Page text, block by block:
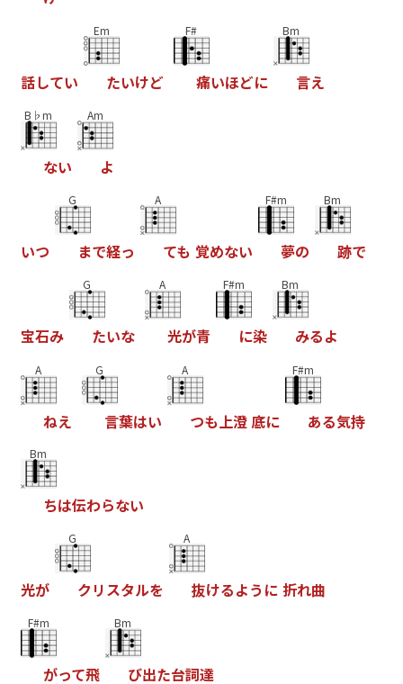
話してい
Em
たいけど
F#
痛いほどに
Bm
言え
B♭m
ない
Am
よ
いつ
G
まで経っ
A
ても 覚めない
F#m
夢の
Bm
跡で
宝石み
G
たいな
A
光が青
F#m
に染
Bm
みるよ
A
ねえ
G
言葉はい
A
つも 上澄 底に
F#m
ある気持
Bm
ちは伝わらない
光が
G
クリスタルを
A
抜けるよう に 折れ曲
F#m
がって飛
Bm
び出た台詞達